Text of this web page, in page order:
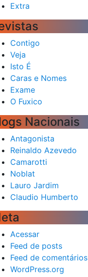
Extra
Contigo
Veja
Isto É
Caras e Nomes
Exame
O Fuxico
Nacionais
Antagonista
Reinaldo Azevedo
Camarotti
Noblat
Lauro Jardim
Claudio Humberto
Acessar
Feed de posts
Feed de comentários
WordPress.org